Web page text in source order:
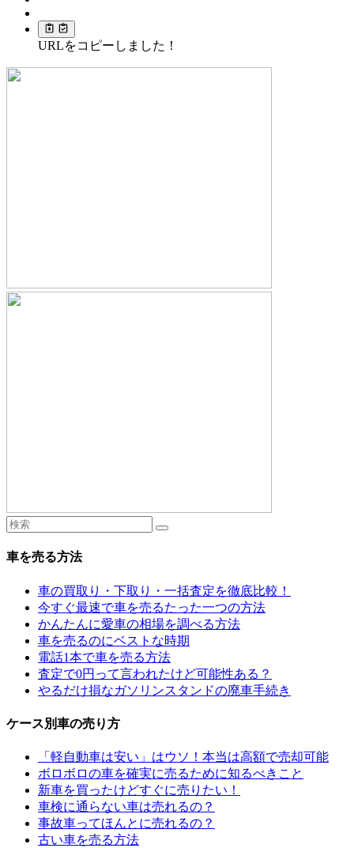
URLをコピーしました！
車を売る方法
車の買取り・下取り・一括査定を徹底比較！
今すぐ最速で車を売るたった一つの方法
かんたんに愛車の相場を調べる方法
車を売るのにベストな時期
電話1本で車を売る方法
査定で0円って言われたけど可能性ある？
やるだけ損なガソリンスタンドの廃車手続き
ケース別車の売り方
「軽自動車は安い」はウソ！本当は高額で売却可能
ボロボロの車を確実に売るために知るべきこと
新車を買ったけどすぐに売りたい！
車検に通らない車は売れるの？
事故車ってほんとに売れるの？
古い車を売る方法